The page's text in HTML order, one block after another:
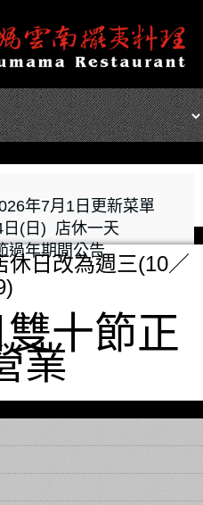
年7月1日更新菜單
日(日) 店休一天
過年期間公告
休日改為週三(10／
十節正
業